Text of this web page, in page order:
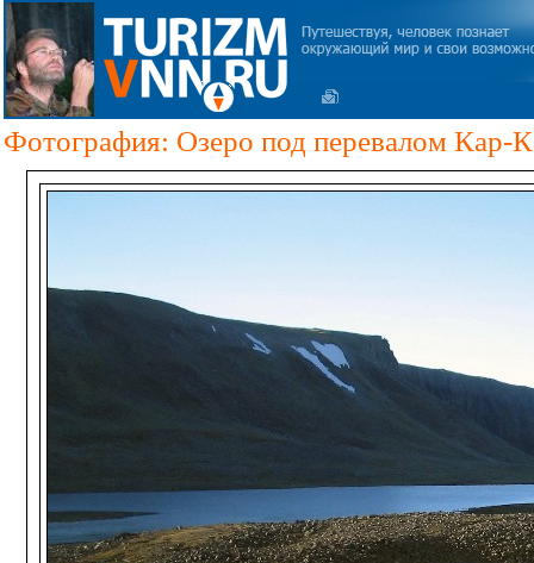
Фотография: Озеро под перевалом Кар-